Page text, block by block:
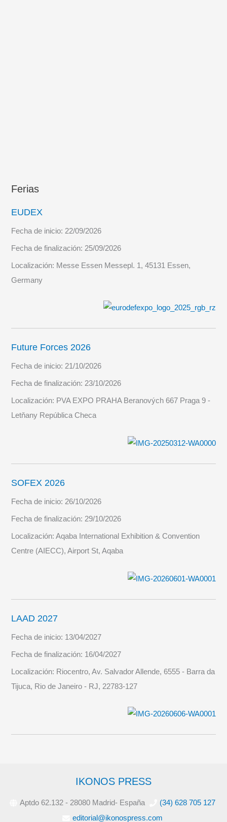
Ferias
EUDEX
Fecha de inicio: 22/09/2026
Fecha de finalización: 25/09/2026
Localización: Messe Essen Messepl. 1, 45131 Essen,
Germany
Future Forces 2026
Fecha de inicio:21/10/2026
Fecha de finalización:23/10/2026
Localización: PVA EXPO PRAHA Beranových 667 Praga 9 -
Letňany República Checa
SOFEX 2026
Fecha de inicio: 26/10/2026
Fecha de finalización: 29/10/2026
Localización:Aqaba International Exhibition & Convention
Centre (AIECC), Airport St, Aqaba
LAAD 2027
Fecha de inicio: 13/04/2027
Fecha de finalización: 16/04/2027
Localización: Riocentro, Av. Salvador Allende, 6555 - Barra da
Tijuca, Rio de Janeiro - RJ, 22783-127
IKONOS PRESS
Aptdo 62.132 - 28080 Madrid- España
(34) 628 705 127
editorial@ikonospress.com